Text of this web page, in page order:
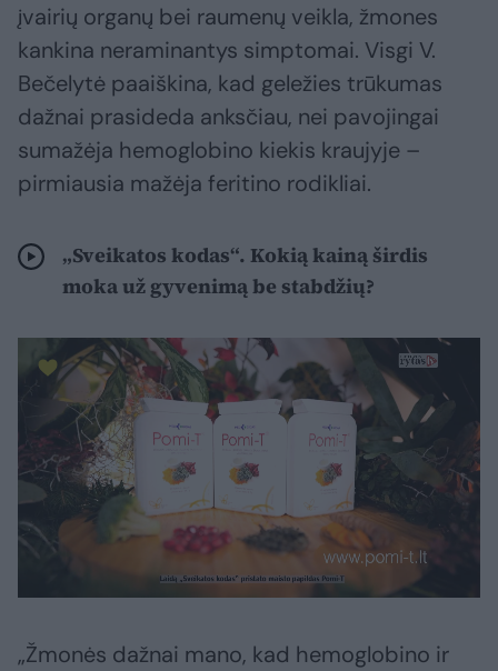
įvairių organų bei raumenų veikla, žmones
kankina neraminantys simptomai. Visgi V.
Bečelytė paaiškina, kad geležies trūkumas
dažnai prasideda anksčiau, nei pavojingai
sumažėja hemoglobino kiekis kraujyje –
pirmiausia mažėja feritino rodikliai.
„Sveikatos kodas“. Kokią kainą širdis
moka už gyvenimą be stabdžių?
„Žmonės dažnai mano, kad hemoglobino ir